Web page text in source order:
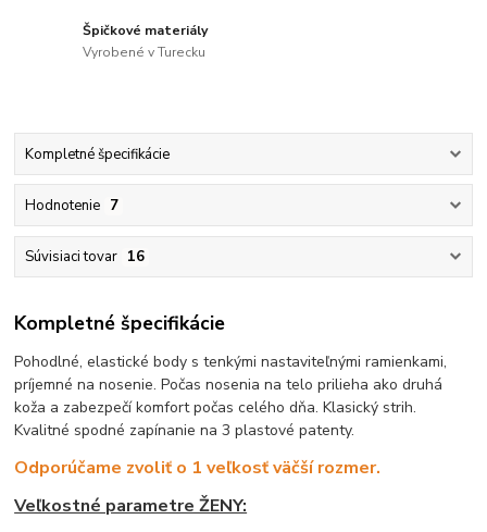
Špičkové materiály
Vyrobené v Turecku
Kompletné špecifikácie
Hodnotenie 7
Súvisiaci tovar 16
Kompletné špecifikácie
Pohodlné, elastické body s tenkými nastaviteľnými ramienkami,
príjemné na nosenie. Počas nosenia na telo prilieha ako druhá
koža a zabezpečí komfort počas celého dňa. Klasický strih.
Kvalitné spodné zapínanie na 3 plastové patenty.
Odporúčame zvoliť o 1 veľkosť väčší rozmer.
Veľkostné parametre ŽENY: